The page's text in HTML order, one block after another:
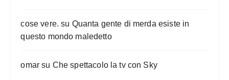
cose vere. su Quanta gente di merda esiste in
questo mondo maledetto
omar su Che spettacolo la tv con Sky